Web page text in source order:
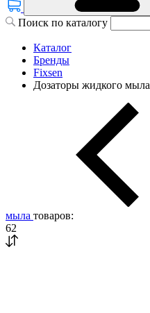
Поиск по каталогу
Каталог
Бренды
Fixsen
Дозаторы жидкого мыла
мыла товаров:
62